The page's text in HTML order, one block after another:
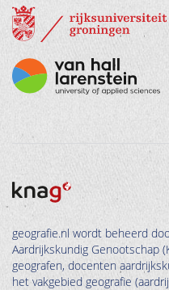
geografie.nl wordt beheerd
Aardrijkskundig Genootschap
geografen, docenten
het vakgebied geografie